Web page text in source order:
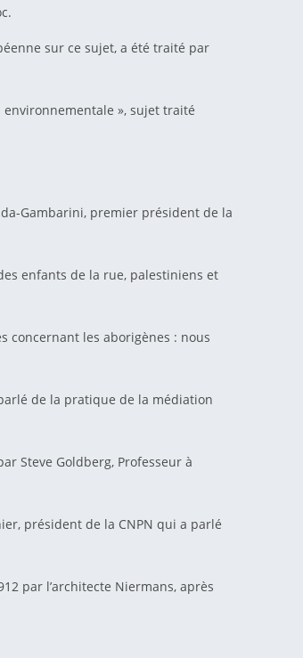
sur ce sujet, a été traité par
», sujet traité
Gambarini, premier président de la
enfants de la rue, palestiniens et
concernant les aborigènes : nous
de la pratique de la médiation
Steve Goldberg, Professeur à
président de la CNPN qui a parlé
par l’architecte Niermans, après